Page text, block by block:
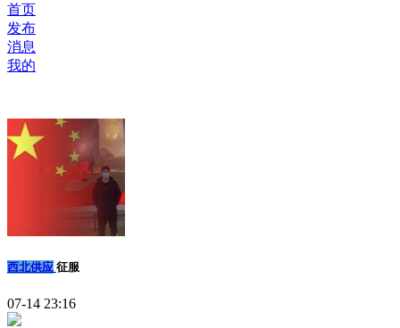
首页
发布
消息
我的
西北供应 征服
07-14 23:16